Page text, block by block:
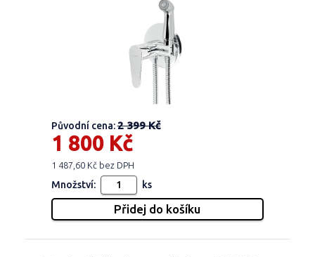
Původní cena:2 399 Kč
1 800 Kč
1 487,60 Kč bez DPH
Množství: ks